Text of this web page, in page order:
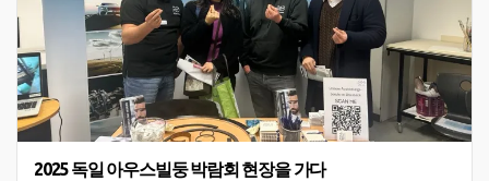
2025 독일 아우스빌둥 박람회 현장을 가다